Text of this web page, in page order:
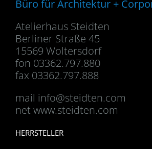
Büro für Architektur +
Atelierhaus Steidten
Berliner Straße 45
15569 Woltersdorf
fon 03362.797.880
fax 03362.797.888
mail info@steidten.com
net www.steidten.com
HERRSTELLER